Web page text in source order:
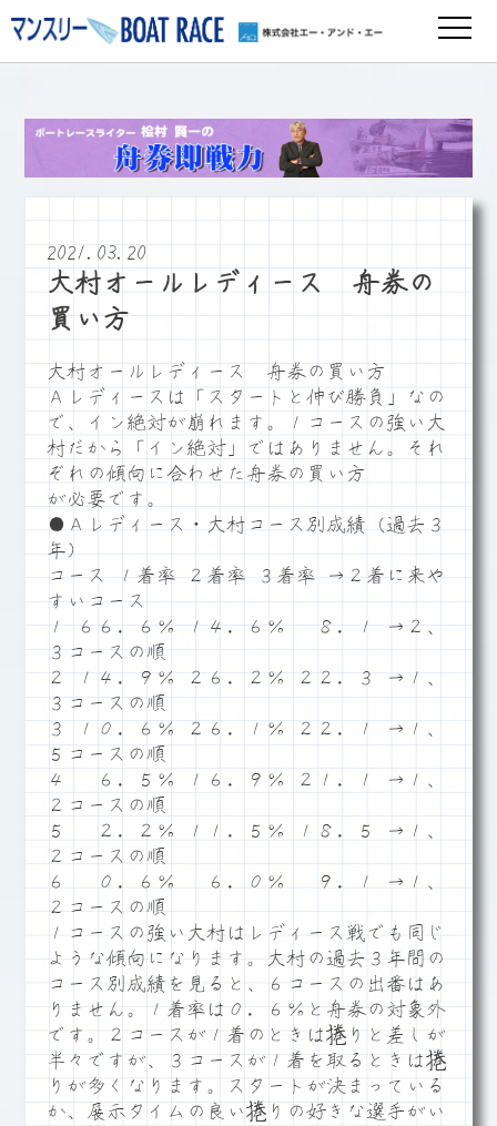
2021.03.20
大村オールレディース 舟券の
買い方
大村オールレディース 舟券の買い方
Ａレディースは「スタートと伸び勝負」なの
で、イン絶対が崩れます。１コースの強い大
村だから「イン絶対」ではありません。それ
ぞれの傾向に合わせた舟券の買い方
が必要です。
●Ａレディース・大村コース別成績（過去３
年）
コース １着率 ２着率 ３着率 →２着に来や
すいコース
１ ６６．６％ １４．６％ ８．１ →２、
３コースの順
２ １４．９％ ２６．２％ ２２．３ →１、
３コースの順
３ １０．６％ ２６．１％ ２２．１ →１、
５コースの順
４ ６．５％ １６．９％ ２１．１ →１、
２コースの順
５ ２．２％ １１．５％ １８．５ →１、
２コースの順
６ ０．６％ ６．０％ ９．１ →１、
２コースの順
１コースの強い大村はレディース戦でも同じ
ような傾向になります。大村の過去３年間の
コース別成績を見ると、６コースの出番はあ
りません。１着率は０．６％と舟券の対象外
です。２コースが１着のときは捲りと差しが
半々ですが、３コースが１着を取るときは捲
りが多くなります。スタートが決まっている
か、展示タイムの良い捲りの好きな選手がい